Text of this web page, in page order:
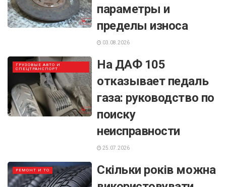
параметры и
пределы износа
03.08.2026
ГРУЗОВЫЕ АВТО И
СПЕЦТРАНСПОРТ
На ДАФ 105
отказывает педаль
газа: руководство по
поиску
неисправности
25.07.2026
РЕМОНТ И ТО
Скільки років можна